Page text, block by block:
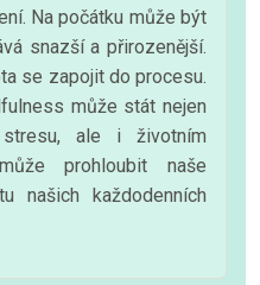
Na počátku může být
snazší a přirozenější.
se zapojit do procesu.
může stát nejen
ale i životním
prohloubit naše
našich každodenních